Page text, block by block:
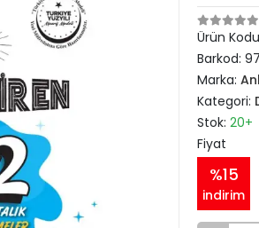
Ürün
Barkod:
Marka:
Kategori:
Stok:20+
Fiyat
%15
indirim